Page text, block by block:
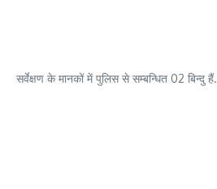
सर्वेक्षण के मानकों में पुलिस से सम्बन्धित 02 बिन्दु हैं.